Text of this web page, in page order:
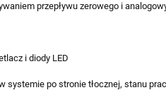
przepływu zerowego i
i diody LED
systemie po stronie tłocznej, stanu